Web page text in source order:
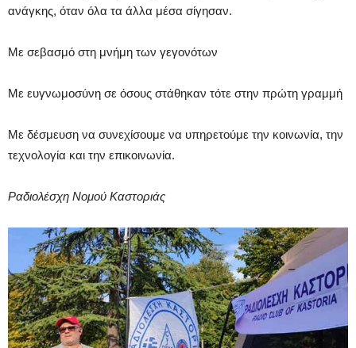
ανάγκης, όταν όλα τα άλλα μέσα σίγησαν.
Με σεβασμό στη μνήμη των γεγονότων
Με ευγνωμοσύνη σε όσους στάθηκαν τότε στην πρώτη γραμμή
Με δέσμευση να συνεχίσουμε να υπηρετούμε την κοινωνία, την
τεχνολογία και την επικοινωνία.
Ραδιολέσχη Νομού Καστοριάς